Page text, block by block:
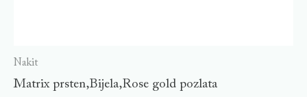
Nakit
Matrix prsten,Bijela,Rose gold pozlata